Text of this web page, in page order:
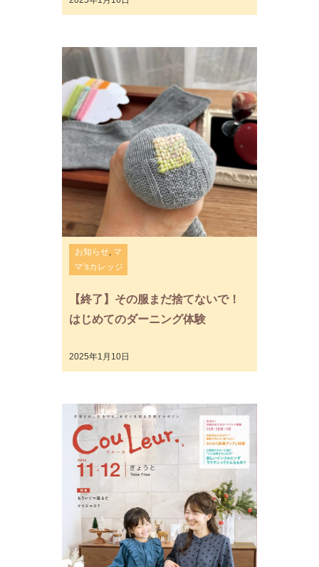
お知らせ, マ
マ’sカレッジ
【終了】その服まだ捨てないで！
はじめてのダーニング体験
2025年1月10日